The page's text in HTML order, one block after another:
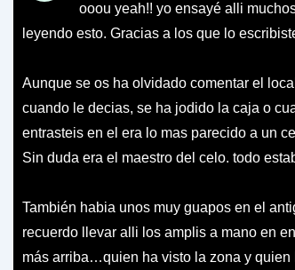
ooou yeah!! yo ensayé alli
leyendo esto. Gracias a los que lo
Aunque se os ha olvidado comentar el
cuando le decias, se ha jodido la caja o
entrasteis en el era lo mas parecido a un
Sin duda era el maestro del celo. todo
También habia unos muy guapos en el
recuerdo llevar alli los amplis a mano en
más arriba…quien ha visto la zona y quien